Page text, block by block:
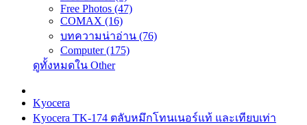
Free Photos (47)
COMAX (16)
บทความน่าอ่าน (76)
Computer (175)
ดูทั้งหมดใน Other
Kyocera
Kyocera TK-174 ตลับหมึกโทนเนอร์แท้ และเทียบเท่า